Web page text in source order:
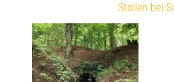
Stollen bei